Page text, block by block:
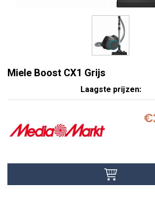
Miele Boost CX1 Grijs
Laagste prijzen: